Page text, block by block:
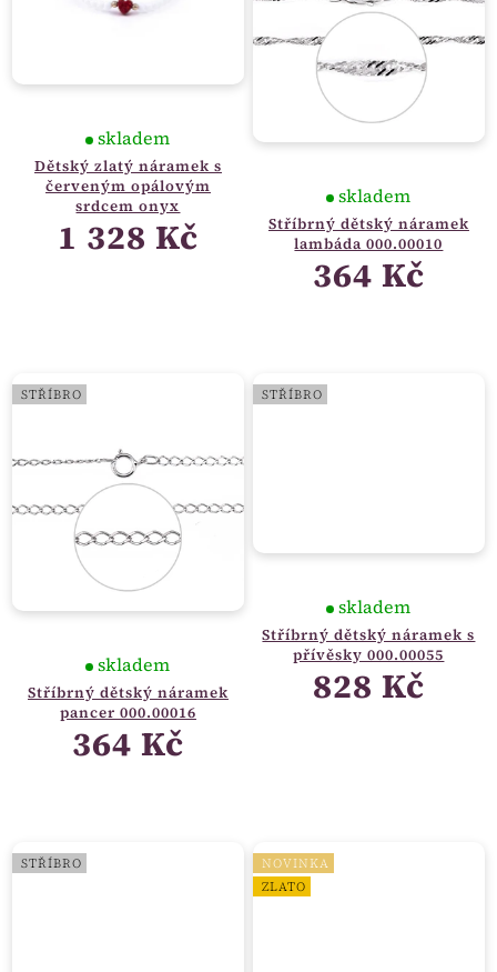
Dětský zlatý náramek s
červeným opálovým
srdcem onyx
skladem
1 328 Kč
Stříbrný dětský náramek
lambáda 000.00010
skladem
364 Kč
STŘÍBRO
Stříbrný dětský náramek
pancer 000.00016
skladem
364 Kč
STŘÍBRO
Stříbrný dětský náramek s
přívěsky 000.00055
skladem
828 Kč
STŘÍBRO
NOVINKA
ZLATO